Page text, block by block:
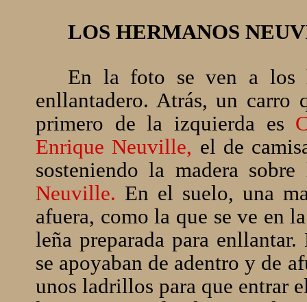
LOS HERMANOS
En la foto se ven a los
enllantadero. Atrás, un carro
primero de la izquierda es
Enrique Neuville, el de
sosteniendo la madera
Neuville. En el suelo, una
afuera, como la que se ve en
leña preparada para
se apoyaban de adentro y de
unos ladrillos para que entrar